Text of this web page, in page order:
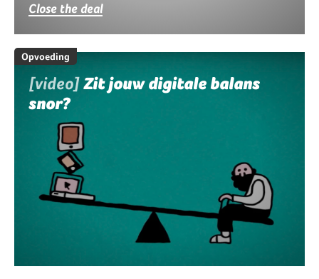
Close the deal
Opvoeding
[video]Zit jouw digitale balans
snor?